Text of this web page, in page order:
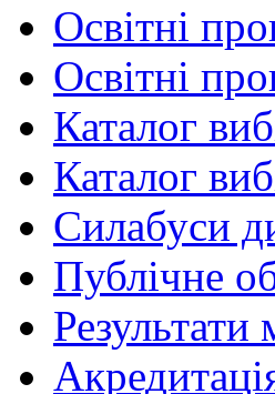
Освітні
Освітні
Каталог
Каталог
Силабуси
Публічне
Результати